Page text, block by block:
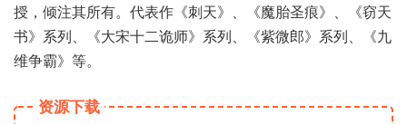
授，倾注其所有。代表作《刺天》、《魔胎圣痕》、《窃天
书》系列、《大宋十二诡师》系列、《紫微郎》系列、《九
维争霸》等。
资源下载